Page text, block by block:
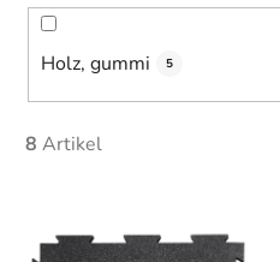
Holz, gummi 5
8 Artikel